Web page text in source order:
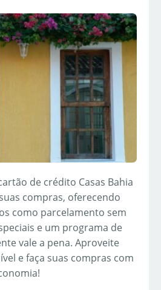
de crédito Casas Bahia
compras, oferecendo
como parcelamento sem
e um programa de
vale a pena. Aproveite
e faça suas compras com